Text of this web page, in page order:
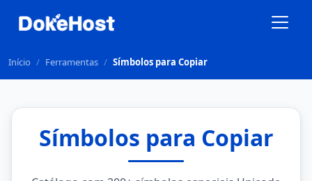
Início / Ferramentas / Símbolos para Copiar
Símbolos para Copiar